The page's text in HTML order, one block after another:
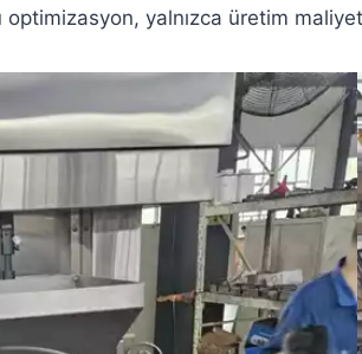
yalnızca üretim